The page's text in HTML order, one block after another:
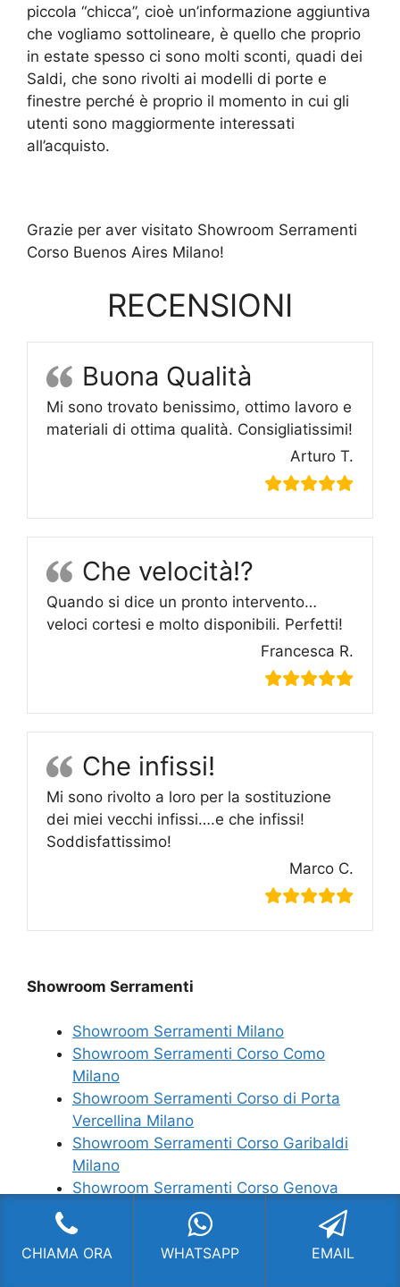
piccola “chicca”, cioè un’informazione aggiuntiva
che vogliamo sottolineare, è quello che proprio
in estate spesso ci sono molti sconti, quadi dei
Saldi, che sono rivolti ai modelli di porte e
finestre perché è proprio il momento in cui gli
utenti sono maggiormente interessati
all’acquisto.
Grazie per aver visitato Showroom Serramenti
Corso Buenos Aires Milano!
RECENSIONI
Buona Qualità
Mi sono trovato benissimo, ottimo lavoro e
materiali di ottima qualità. Consigliatissimi!
Arturo T.
Che velocità!?
Quando si dice un pronto intervento…
veloci cortesi e molto disponibili. Perfetti!
Francesca R.
Che infissi!
Mi sono rivolto a loro per la sostituzione
dei miei vecchi infissi….e che infissi!
Soddisfattissimo!
Marco C.
Showroom Serramenti
Showroom Serramenti Milano
Showroom Serramenti Corso Como
Milano
Showroom Serramenti Corso di Porta
Vercellina Milano
Showroom Serramenti Corso Garibaldi
Milano
Showroom Serramenti Corso Genova
Showroom Serramenti Corso
Indipendenza Milano
CHIAMA ORA WHATSAPP EMAIL